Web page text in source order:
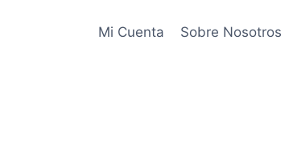
Mi Cuenta Sobre Nosotros